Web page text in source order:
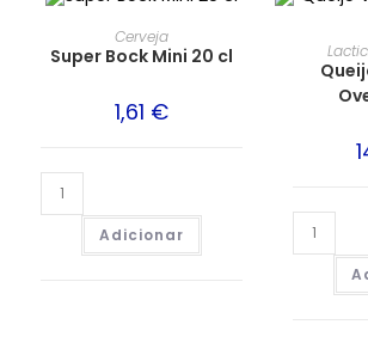
Cerveja
Super Bock Mini 20 cl
1,61 €
Adicionar